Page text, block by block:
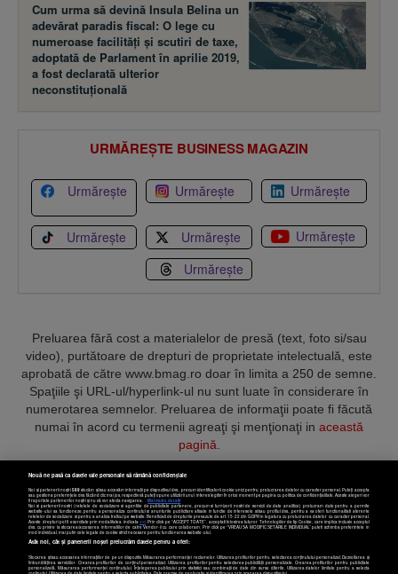
Cum urma să devină Insula Belina un
adevărat paradis fiscal: O lege cu
numeroase facilităţi şi scutiri de taxe,
adoptată de Parlament în aprilie 2019,
a fost declarată ulterior
neconstituţională
URMĂREȘTE BUSINESS MAGAZIN
Urmărește Urmărește Urmărește
Urmărește Urmărește
Urmărește
Urmărește
Preluarea fără cost a materialelor de presă (text, foto si/sau
video), purtătoare de drepturi de proprietate intelectuală, este
aprobată de către www.bmag.ro doar în limita a 250 de semne.
Spaţiile şi URL-ul/hyperlink-ul nu sunt luate în considerare în
numerotarea semnelor. Preluarea de informaţii poate fi făcută
numai în acord cu termenii agreaţi şi menţionaţi in această
pagină
Termeni și condiții Confidențialitate Cookies Contact
Copyright © 2025 BUSINESSMEX S.A.
Nouă ne pasă ca datele tale personale să rămână confidențiale
Noi și partenerii noștri589stocăm și/sau accesăm informații pe dispozitivul dvs., precum identificatorii cookie unici pentru prelucrarea datelor cu caracter personal. Puteți accepta
sau gestiona preferințele dvs. făcând clic mai jos, respectiv vă puteți opune utilizării unui interes legitim în orice moment pe pagina cu politica de confidențialitate. Aceste alegeri vor
fi raportate partenerilor noștri și nu vă vor afecta navigarea.
Mai multe detalii
Noi si partenerii nostri (retelele de socializare si agentiile de publicitate partenere, precum si furnizorii nostri de servicii de date analitice) prelucram date pentru a permite
website-ului sa functioneze, pentru a personaliza continutul si anunturile publicitare afisate in functie de interesele si/sau profilul dvs., pentru a va oferi functionalitati aferente
retelelor de socializare si pentru a analiza traficul pe website. Beneficiati de drepturile prevazute de art. 15-22 din GDPR in legatura cu prelucrarea datelor cu caracter personal.
Aceste drepturi pot fi exercitate prin modalitatea indicataaici. Prin click pe “ACCEPT TOATE”, acceptati folosirea tuturor Tehnologiilor de tip Cookie, care implica inclusiv acceptul
dvs. cu privire la stocarea/accesarea informatiilor de catre Vendor-ii cu care colaboram. Prin click pe “VREAU SA MODIFIC SETARILE INDIVIDUAL” puteti schimba preferintele in
mod individual, mai putin cele legate de cookie strict necesare pentru functionarea website-ului.
Atât noi, cât și partenerii noștri prelucrăm datele pentru a oferi:
Stocarea și/sau accesarea informațiilor de pe un dispozitiv. Măsurarea performanței reclamelor. Utilizarea profilurilor pentru selectarea conținutului personalizat. Dezvoltarea și
îmbunătățirea serviciilor. Crearea profilurilor de conținut personalizat. Utilizarea profilurilor pentru selectarea publicității personalizate. Crearea profilurilor pentru publicitate
personalizată. Măsurarea performanței conținutului. Înțelegerea publicului prin statistici sau combinații de date din surse diferite. Utilizarea datelor limitate pentru a selecta